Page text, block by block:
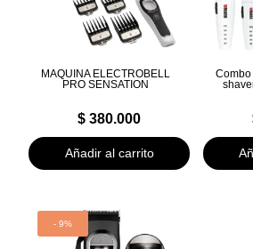
MAQUINA ELECTROBELL
PRO SENSATION
$ 380.000
Añadir al carrito
- 9%